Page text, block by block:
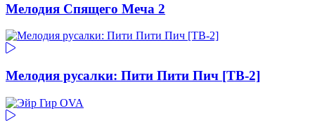
Мелодия Спящего Меча 2
Мелодия русалки: Пити Пити Пич [ТВ-2]